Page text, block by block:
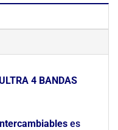
4 BANDAS
es